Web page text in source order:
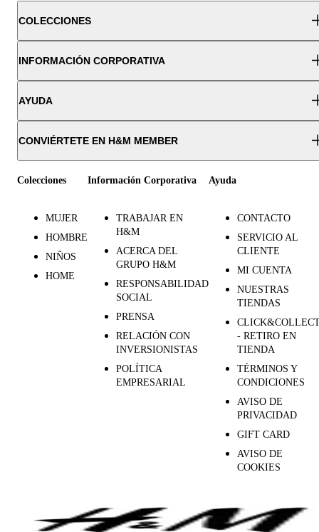
COLECCIONES
INFORMACIÓN CORPORATIVA
AYUDA
CONVIÉRTETE EN H&M MEMBER
Colecciones
MUJER
HOMBRE
NIÑOS
HOME
Información Corporativa
TRABAJAR EN
H&M
ACERCA DEL
GRUPO H&M
RESPONSABILIDAD
SOCIAL
PRENSA
RELACIÓN CON
INVERSIONISTAS
POLÍTICA
EMPRESARIAL
Ayuda
CONTACTO
SERVICIO AL
CLIENTE
MI CUENTA
NUESTRAS
TIENDAS
- RETIRO EN
TIENDA
TÉRMINOS Y
CONDICIONES
AVISO DE
PRIVACIDAD
GIFT CARD
AVISO DE
COOKIES